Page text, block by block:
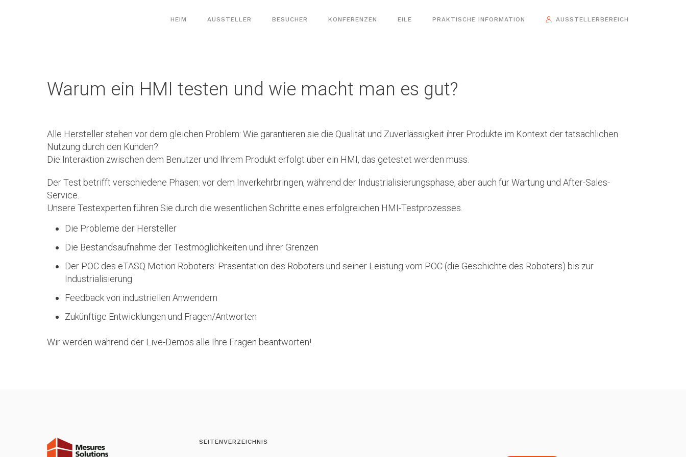
HEIM AUSSTELLER BESUCHER KONFERENZEN EILE PRAKTISCHE INFORMATION AUSSTELLERBEREICH
Warum ein HMI testen und wie macht man es gut?
Alle Hersteller stehen vor dem gleichen Problem: Wie garantieren sie die Qualität und Zuverlässigkeit ihrer Produkte im Kontext der tatsächlichen
Nutzung durch den Kunden?
Die Interaktion zwischen dem Benutzer und Ihrem Produkt erfolgt über ein HMI, das getestet werden muss.
Der Test betrifft verschiedene Phasen: vor dem Inverkehrbringen, während der Industrialisierungsphase, aber auch für Wartung und After-Sales-
Service.
Unsere Testexperten führen Sie durch die wesentlichen Schritte eines erfolgreichen HMI-Testprozesses.
Die Probleme der Hersteller
Die Bestandsaufnahme der Testmöglichkeiten und ihrer Grenzen
Der POC des eTASQ Motion Roboters: Präsentation des Roboters und seiner Leistung vom POC (die Geschichte des Roboters) bis zur
Industrialisierung
Feedback von industriellen Anwendern
Zukünftige Entwicklungen und Fragen/Antworten
Wir werden während der Live-Demos alle Ihre Fragen beantworten!
SEITENVERZEICHNIS